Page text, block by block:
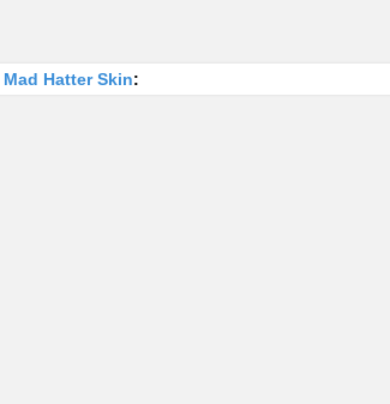
Mad Hatter Skin: